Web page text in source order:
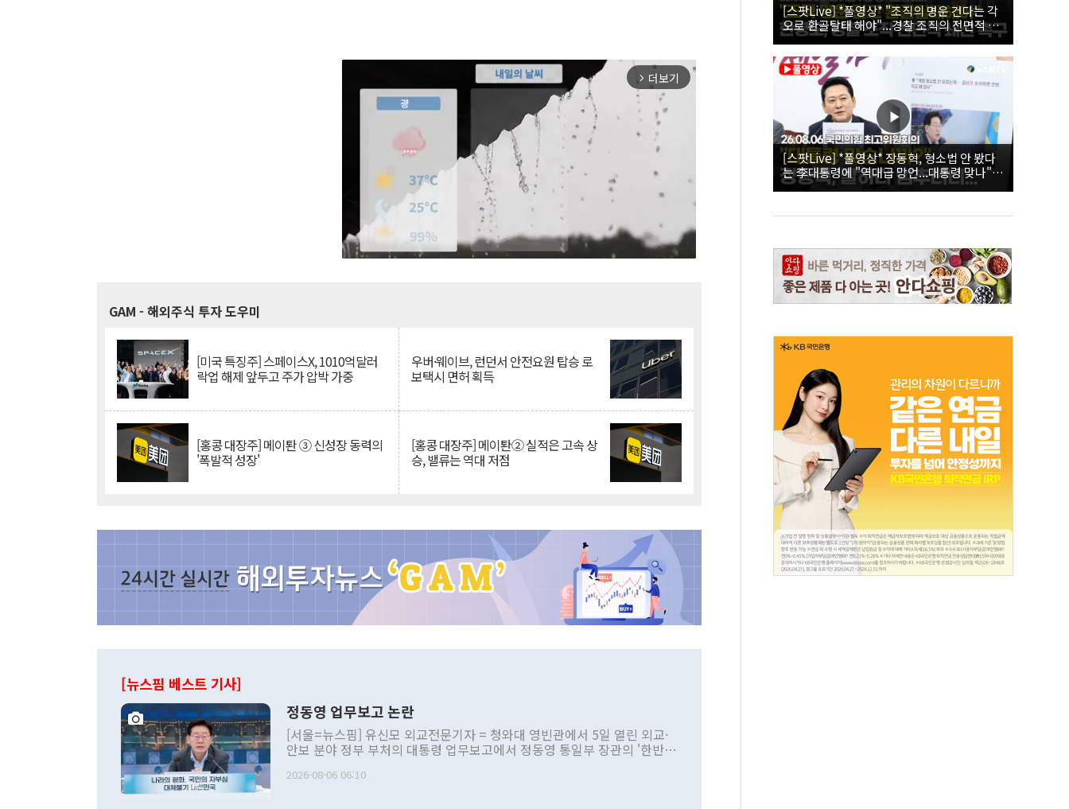
arrow_forward_ios 더보기
GAM - 해외주식 투자 도우미
[미국 특징주] 스페이스X, 1010억달러
락업 해제 앞두고 주가 압박 가중
우버·웨이브, 런던서 안전요원 탑승 로
보택시 면허 획득
[홍콩 대장주] 메이퇀 ③ 신성장 동력의
'폭발적 성장'
[홍콩 대장주] 메이퇀② 실적은 고속 상
승, 밸류는 역대 저점
[뉴스핌 베스트 기사]
정동영 업무보고 논란
[서울=뉴스핌] 유신모 외교전문기자 = 청와대 영빈관에서 5일 열린 외교·
안보 분야 정부 부처의 대통령 업무보고에서 정동영 통일부 장관의 '한반도
발언 중에는 정부 내 조율을 거치지 않은 사안을 정책으로 추진하겠다고 공
2026-08-06 06:10
[스팟Live] *풀영상* "조직의 명운 건다는 각
오로 환골탈태 해야"...경찰 조직의 전면적 쇄
신 촉구한 한병도 | 26.08.06 더불어민주당 정
책조정회의
[스팟Live] *풀영상* 장동혁, 형소법 안 봤다
는 李대통령에 "역대급 망언...대통령 맞나"｜
26.08.06 국민의힘 최고위원회의